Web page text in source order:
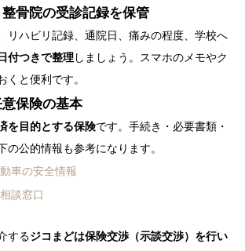
骨院の受診記録を保管
リハビリ記録、通院日、痛みの程度、学校へ
日付つきで整理しましょう。スマホのメモやク
くと便利です。
保険の基本
を目的とする保険です。手続き・必要書類・
の公的情報も参考になります。
車の安全情報
談窓口
するジコまどは保険交渉（示談交渉）を行い